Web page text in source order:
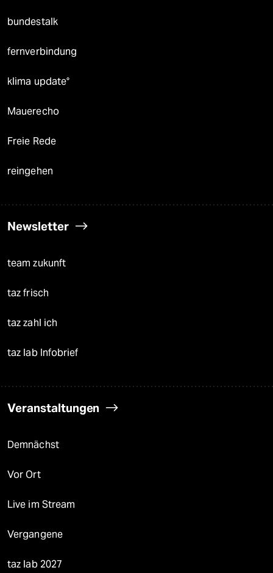
bundestalk
fernverbindung
klima update°
Mauerecho
Freie Rede
reingehen
Newsletter
team zukunft
taz frisch
taz zahl ich
taz lab Infobrief
Veranstaltungen
Demnächst
Vor Ort
Live im Stream
Vergangene
taz lab 2027